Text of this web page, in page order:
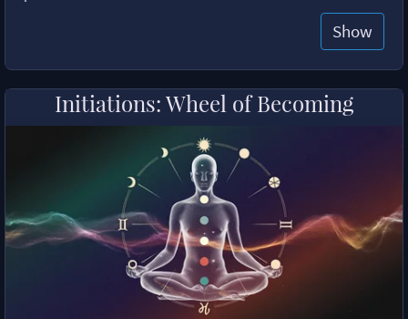
Show
Initiations: Wheel of Becoming